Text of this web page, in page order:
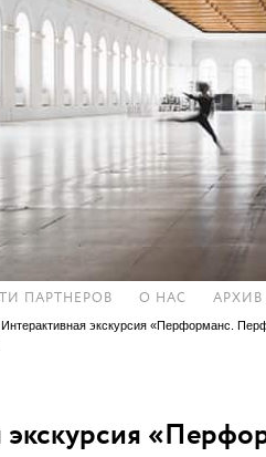
ПАРТНЕРОВ О НАС АРХИВ
Интерактивная экскурсия «Перформанс.
экскурсия